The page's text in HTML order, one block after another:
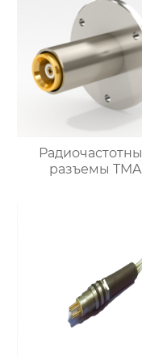
разъемы TMA